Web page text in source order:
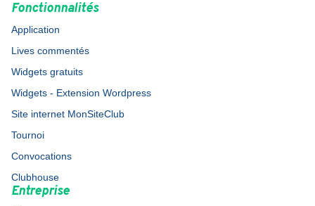
Fonctionnalités
Application
Lives commentés
Widgets gratuits
Widgets - Extension Wordpress
Site internet MonSiteClub
Tournoi
Convocations
Clubhouse
Entreprise